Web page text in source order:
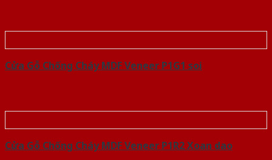
Cửa Gỗ Chống Cháy MDF Veneer P1G1 soi
Cửa Gỗ Chống Cháy MDF Veneer P1R2 Xoan dao